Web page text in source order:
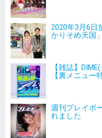
2020年3月6日
かりそめ天国
【雑誌】
【裏メニュー
週刊プレイボ
れました